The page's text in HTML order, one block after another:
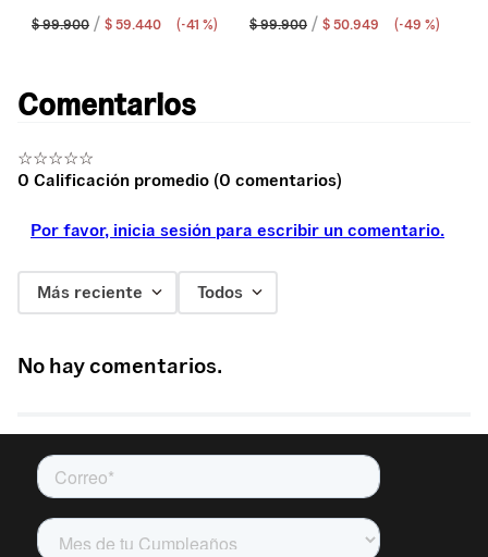
$ 99.900 $ 59.440 (-41 %) $ 99.900 $ 50.949 (-49 %)
Comentarios
☆☆☆☆☆
0 Calificación promedio (0 comentarios)
Por favor, inicia sesión para escribir un comentario.
Más reciente Todos
No hay comentarios.